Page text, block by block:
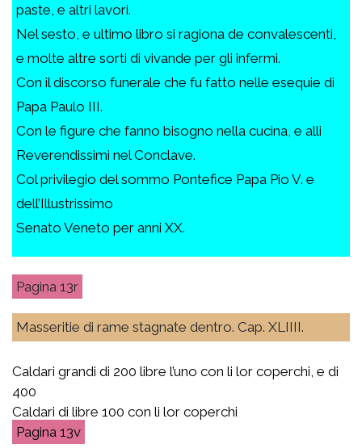
paste, e altri lavori.
Nel sesto, e ultimo libro si ragiona de convalescenti,
e molte altre sorti di vivande per gli infermi.
Con il discorso funerale che fu fatto nelle esequie di
Papa Paulo III.
Con le figure che fanno bisogno nella cucina, e alli
Reverendissimi nel Conclave.
Col privilegio del sommo Pontefice Papa Pio V. e
dell’Illustrissimo
Senato Veneto per anni XX.
13r
Masseritie di rame stagnate dentro. Cap. XLIIII.
Caldari grandi di 200 libre l’uno con li lor coperchi, e di
400
Caldari di libre 100 con li lor coperchi
13v